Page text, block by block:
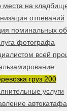
места на
отпеваний
поминальных
фотографа
всей
груз 200
услуги